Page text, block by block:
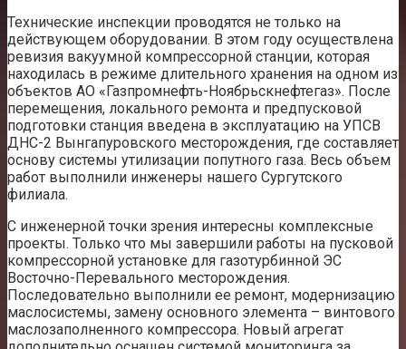
Технические инспекции проводятся не только на
действующем оборудовании. В этом году осуществлена
ревизия вакуумной компрессорной станции, которая
находилась в режиме длительного хранения на одном из
объектов АО «Газпромнефть-Ноябрьскнефтегаз». После
перемещения, локального ремонта и предпусковой
подготовки станция введена в эксплуатацию на УПСВ
ДНС-2 Вынгапуровского месторождения, где составляет
основу системы утилизации попутного газа. Весь объем
работ выполнили инженеры нашего Сургутского
филиала.
С инженерной точки зрения интересны комплексные
проекты. Только что мы завершили работы на пусковой
компрессорной установке для газотурбинной ЭС
Восточно-Перевального месторождения.
Последовательно выполнили ее ремонт, модернизацию
маслосистемы, замену основного элемента – винтового
маслозаполненного компрессора. Новый агрегат